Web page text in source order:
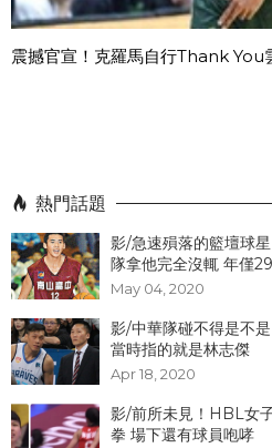
震撼官宣！克羅馬自行Thank You
熱門話題
影/急速殞落的籃壇球
隊拿他完全沒輒 年僅
May 04, 2020
影/中華隊碰不得是不
當時指的就是林志傑
Apr 18, 2020
影/前所未見！HBL女
拳 場下還有球員咆哮